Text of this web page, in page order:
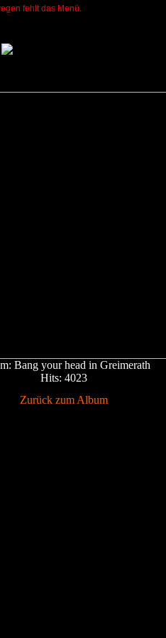
fehlt das Menü.
Bang your head in Greimerath
Hits: 4023
Zurück zum Album